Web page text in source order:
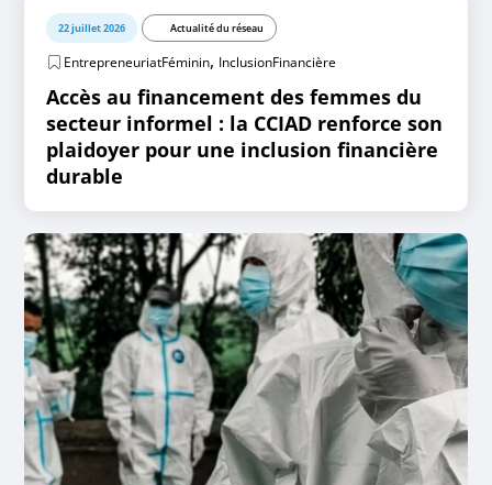
22 juillet 2026 Actualité du réseau
EntrepreneuriatFéminin, InclusionFinancière
Accès au financement des femmes du
secteur informel : la CCIAD renforce son
plaidoyer pour une inclusion financière
durable